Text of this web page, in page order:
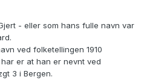
- eller som hans fulle navn var
ved folketellingen 1910
er at han er nevnt ved
3 i Bergen.